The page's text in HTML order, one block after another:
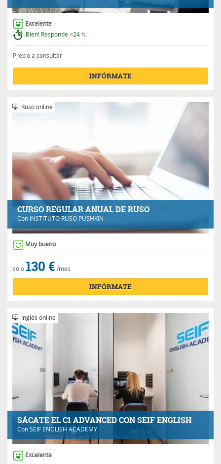
Excelente
¡Bien! Responde <24 h.
Precio a consultar
INFÓRMATE
CURSO REGULAR ANUAL DE RUSO
Con INSTITUTO RUSO PUSHKIN
Ruso online
Muy bueno
sólo130 € /mes
INFÓRMATE
SÁCATE EL C1 ADVANCED CON SEIF ENGLISH
ConSEIF ENGLISH ACADEMY
Inglés online
Excelente